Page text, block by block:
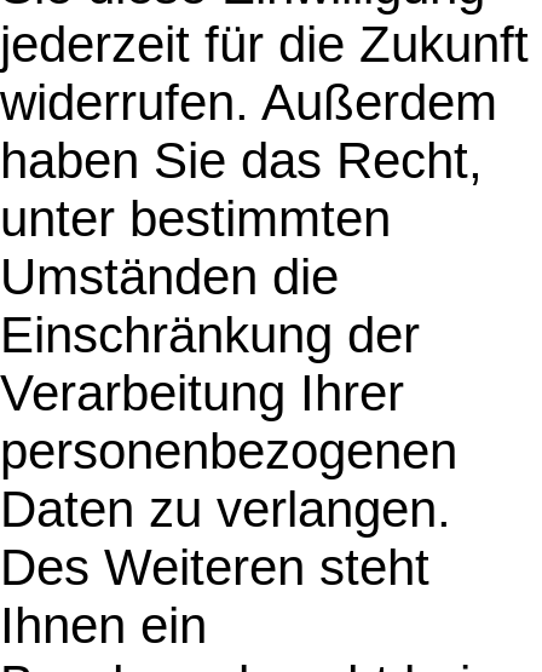
jederzeit für die Zukunft
widerrufen. Außerdem
haben Sie das Recht,
unter bestimmten
Umständen die
Einschränkung der
Verarbeitung Ihrer
personenbezogenen
Daten zu verlangen.
Des Weiteren steht
Ihnen ein